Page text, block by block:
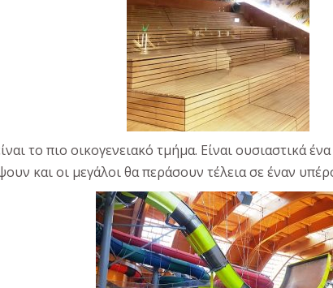
το πιο οικογενειακό τμήμα. Είναι ουσιαστικά
και οι μεγάλοι θα περάσουν τέλεια σε έναν